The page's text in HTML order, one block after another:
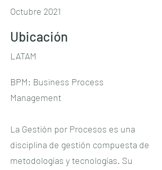
Octubre 2021
Ubicación
LATAM
BPM: Business Process
Management
La Gestión por Procesos es una
disciplina de gestión compuesta de
metodologías y tecnologías. Su